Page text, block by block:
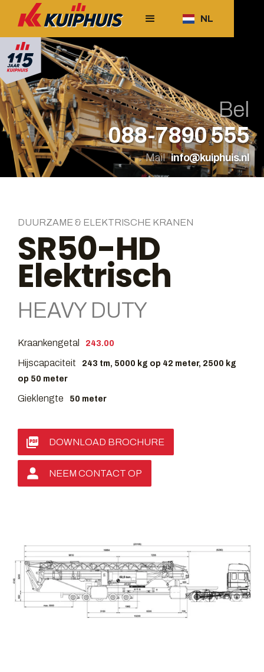
NL
Bel
088-7890 555
Mail info@kuiphuis.nl
DUURZAME & ELEKTRISCHE KRANEN
SR50-HD
Elektrisch
HEAVY DUTY
Kraankengetal 243.00
Hijscapaciteit
243 tm, 5000 kg op 42 meter, 2500 kg
op 50 meter
Gieklengte 50 meter
DOWNLOAD BROCHURE
NEEM CONTACT OP